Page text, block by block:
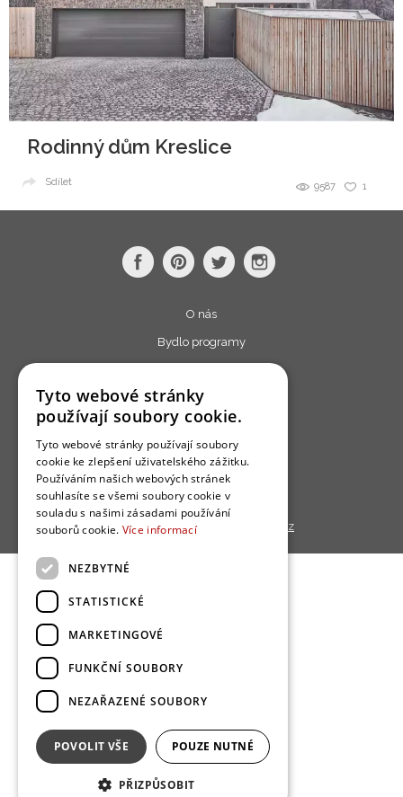
Rodinný dům Kreslice
1
9587
Sdílet
O nás
Bydlo programy
Uživatelské podmínky
Ochrana osobních údajú
Cookies
Redakce
Copyright © 2013 - 2026, Bydlo.cz
Tyto webové stránky
používají soubory cookie.
Tyto webové stránky používají soubory
cookie ke zlepšení uživatelského zážitku.
Používáním našich webových stránek
souhlasíte se všemi soubory cookie v
souladu s našimi zásadami používání
souborů cookie. Více informací
NEZBYTNÉ
STATISTICKÉ
MARKETINGOVÉ
FUNKČNÍ SOUBORY
NEZAŘAZENÉ SOUBORY
POVOLIT VŠE POUZE NUTNÉ
PŘIZPŮSOBIT